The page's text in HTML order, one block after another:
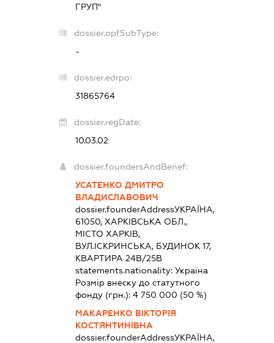
ГРУП"
dossier.opfSubType:
-
dossier.edrpo:
31865764
dossier.regDate:
10.03.02
dossier.foundersAndBenef:
УСАТЕНКО ДМИТРО
ВЛАДИСЛАВОВИЧ
dossier.founderAddressУКРАЇНА,
61050, ХАРКІВСЬКА ОБЛ.,
МІСТО ХАРКІВ,
ВУЛ.ІСКРИНСЬКА, БУДИНОК 17,
КВАРТИРА 24В/25В
statements.nationality: Україна
Розмір внеску до статутного
фонду (грн.): 4 750 000 (50 %)
МАКАРЕНКО ВІКТОРІЯ
КОСТЯНТИНІВНА
dossier.founderAddressУКРАЇНА,